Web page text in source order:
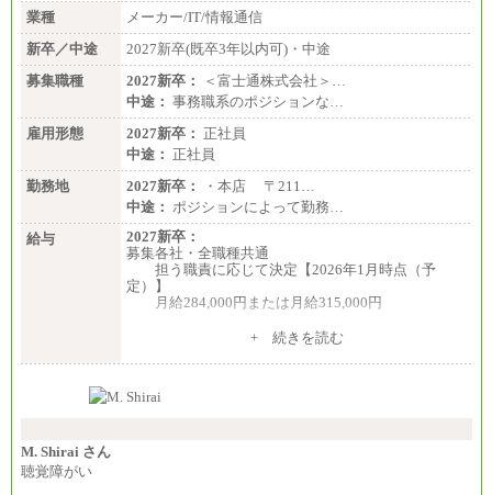
地により異なる。
〈東京・神奈川〉210,000 円
〈大阪・兵庫〉200,000 円
〈愛知〉194,500 円 〈福
岡〉185,000円
※基本給のみ（地域手当なし）
※試用期間中も給与変更なし
中途：
【阪急交通社】
◆正社員/総合職
月給250,000円～(※1)、247,000円～(※2)、242,000円
～(※3)、239,000円～(※4)、237,000円～（※5）
・月給は一律地域手当を含んだ金額を表示
（※1…36,000円、※2…33,000円、※3…28,000円、
※4…25,000円、※5…23,000円）
・試用期間中も給与変更なし
◆正社員/基幹職
・試用期間中も給与変更なし
業種
メーカー/IT/情報通信
新卒／中途
2027新卒(既卒3年以内可)・中途
募集職種
2027新卒：
＜富士通株式会社＞…
中途： 事務職系のポジションな…
雇用形態
2027新卒： 正社員
中途： 正社員
勤務地
2027新卒：
・本店 〒211…
中途： ポジションによって勤務…
給与
2027新卒：
募集各社・全職種共通
担う職責に応じて決定【2026年1月時点（予
定）】
月給284,000円または月給315,000円
※入社後早期から、自律的な業務遂行が求めら
す。
い職責を担う方については、さらに高い金額を個別
+ 続きを読む
M. Shirai さん
聴覚障がい